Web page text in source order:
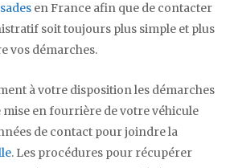
en France afin que de contacter
soit toujours plus simple et plus
vos démarches.
à votre disposition les démarches
mise en fourrière de votre véhicule
de contact pour joindre la
. Les procédures pour récupérer